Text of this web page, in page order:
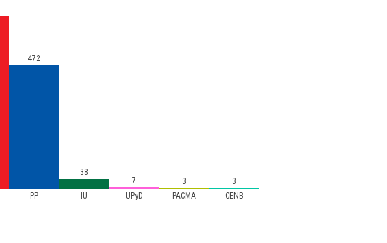
PP IU UPyD PACMA CENB
472
38
7
3 3